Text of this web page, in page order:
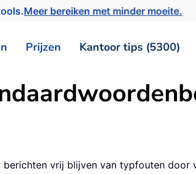
Meer bereiken met minder moeite.
Prijzen Kantoor tips (5300)
vrij blijven van typfouten door